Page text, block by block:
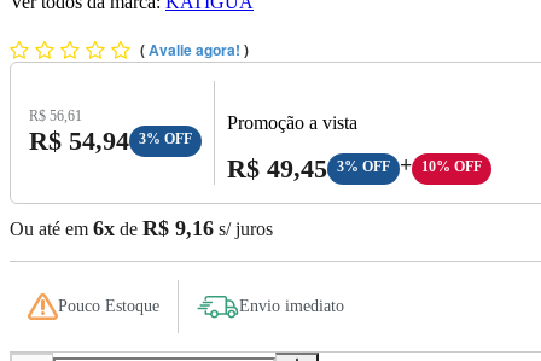
(Avalie agora! )
Preço Original:
R$ 56,61
Preço com Desconto:
R$ 54,94 3% OFF
Promoção a vista
Preço A Vista:
R$ 49,45 3% OFF + 10% OFF
Ou até em 6x de R$ 9,16 s/ juros
Pouco Estoque Envio imediato